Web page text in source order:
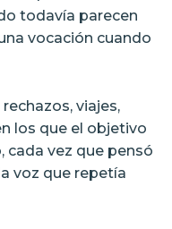
todavía parecen
vocación cuando
viajes,
los que el objetivo
cada vez que pensó
voz que repetía